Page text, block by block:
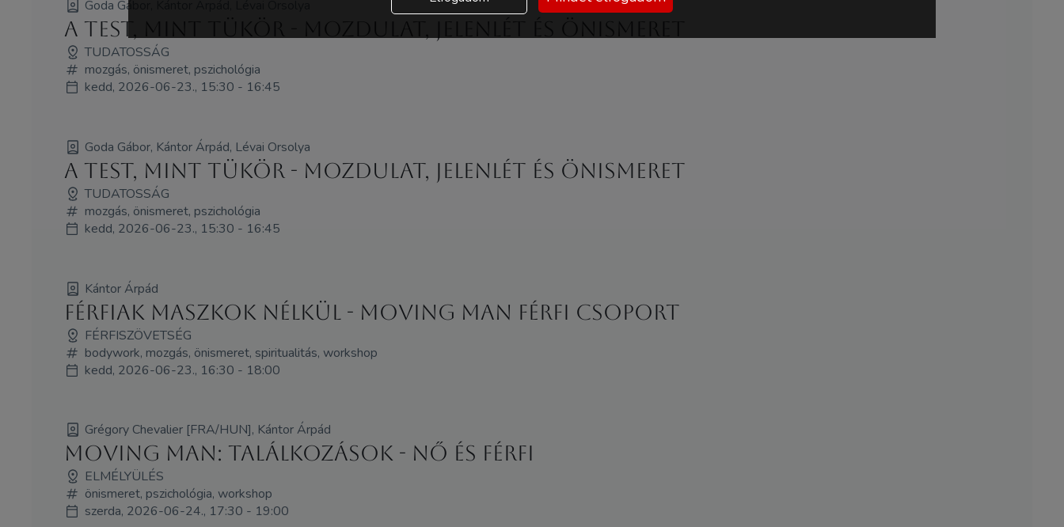
Goda Gábor, Kántor Árpád, Lévai Orsolya
A test, mint tükör - mozdulat, jelenlét és önismeret
TUDATOSSÁG
mozgás, önismeret, pszichológia
kedd, 2026-06-23., 15:30 - 16:45
Goda Gábor, Kántor Árpád, Lévai Orsolya
A test, mint tükör - mozdulat, jelenlét és önismeret
TUDATOSSÁG
mozgás, önismeret, pszichológia
kedd, 2026-06-23., 15:30 - 16:45
Kántor Árpád
Férfiak maszkok nélkül - Moving Man férfi csoport
FÉRFISZÖVETSÉG
bodywork, mozgás, önismeret, spiritualitás, workshop
kedd, 2026-06-23., 16:30 - 18:00
Grégory Chevalier [FRA/HUN], Kántor Árpád
Moving Man: Találkozások - Nő és Férfi
ELMÉLYÜLÉS
önismeret, pszichológia, workshop
szerda, 2026-06-24., 17:30 - 19:00